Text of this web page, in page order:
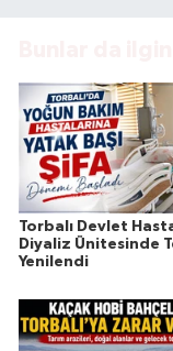
Torbalı Devlet
Diyaliz Ünitesinde
Yenilendi